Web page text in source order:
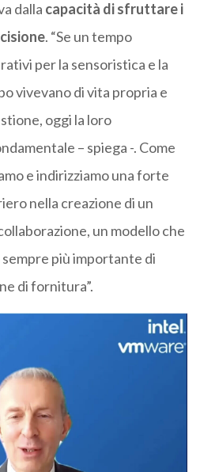
dalla capacità di sfruttare i
. “Se un tempo
per la sensoristica e la
vivevano di vita propria e
oggi la loro
– spiega -. Come
e indirizziamo una forte
nella creazione di un
un modello che
più importante di
di fornitura”.